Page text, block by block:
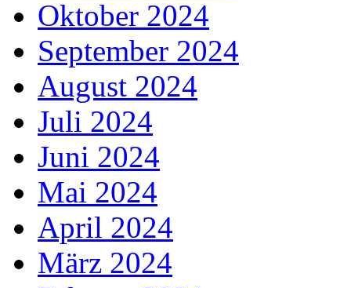
Oktober 2024
September 2024
August 2024
Juli 2024
Juni 2024
Mai 2024
April 2024
März 2024